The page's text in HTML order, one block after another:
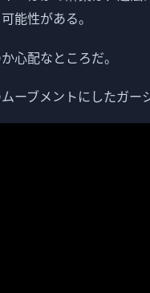
能性がある。
心配なところだ。
ーブメントにしたガー